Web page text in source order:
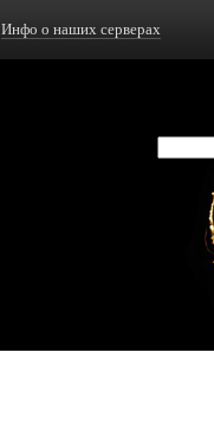
Инфо о наших серверах